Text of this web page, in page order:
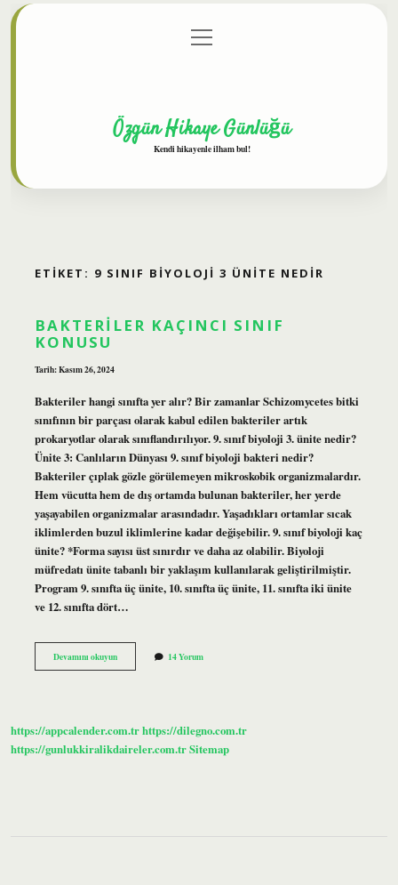
Gizlilik Politikası
menüyü
aç
Özgün Hikaye Günlüğü
Kendi hikayenle ilham bul!
ETIKET: 9 SINIF BIYOLOJI 3 ÜNITE NEDIR
BAKTERILER KAÇINCI SINIF
KONUSU
Tarih: Kasım 26, 2024
Bakteriler hangi sınıfta yer alır? Bir zamanlar Schizomycetes bitki
sınıfının bir parçası olarak kabul edilen bakteriler artık
prokaryotlar olarak sınıflandırılıyor. 9. sınıf biyoloji 3. ünite nedir?
Ünite 3: Canlıların Dünyası 9. sınıf biyoloji bakteri nedir?
Bakteriler çıplak gözle görülemeyen mikroskobik organizmalardır.
Hem vücutta hem de dış ortamda bulunan bakteriler, her yerde
yaşayabilen organizmalar arasındadır. Yaşadıkları ortamlar sıcak
iklimlerden buzul iklimlerine kadar değişebilir. 9. sınıf biyoloji kaç
ünite? *Forma sayısı üst sınırdır ve daha az olabilir. Biyoloji
müfredatı ünite tabanlı bir yaklaşım kullanılarak geliştirilmiştir.
Program 9. sınıfta üç ünite, 10. sınıfta üç ünite, 11. sınıfta iki ünite
ve 12. sınıfta dört…
Devamını okuyunBakteriler
Kaçıncı
14 Yorum
https://appcalender.com.trhttps://dilegno.com.tr
https://gunlukkiralikdaireler.com.trSitemap